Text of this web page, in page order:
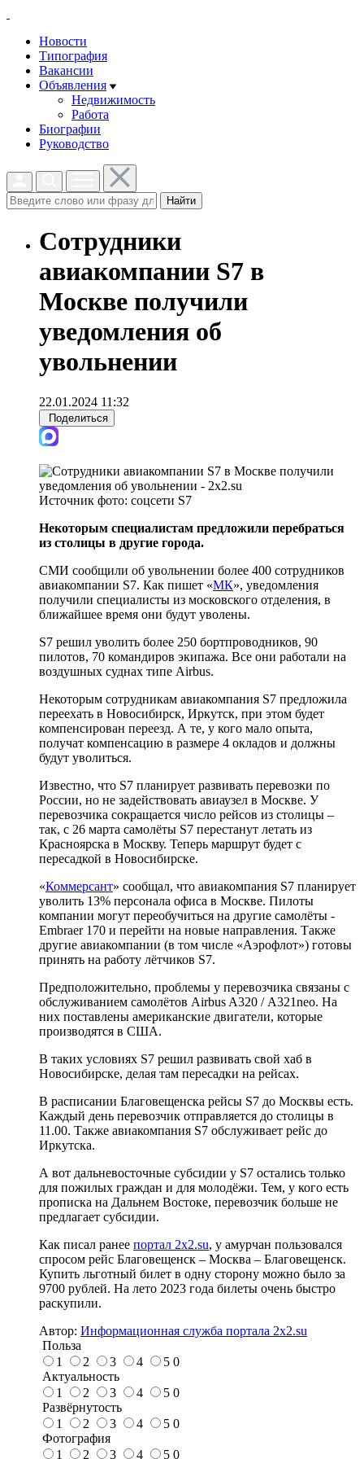
Новости
Типография
Вакансии
Объявления
Недвижимость
Работа
Биографии
Руководство
Найти
Сотрудники
авиакомпании S7 в
Москве получили
уведомления об
увольнении
22.01.2024 11:32
Поделиться
Источник фото: соцсети S7
Некоторым специалистам предложили перебраться
из столицы в другие города.
СМИ сообщили об увольнении более 400 сотрудников
авиакомпании S7. Как пишет «МК», уведомления
получили специалисты из московского отделения, в
ближайшее время они будут уволены.
S7 решил уволить более 250 бортпроводников, 90
пилотов, 70 командиров экипажа. Все они работали на
воздушных суднах типе Airbus.
Некоторым сотрудникам авиакомпания S7 предложила
переехать в Новосибирск, Иркутск, при этом будет
компенсирован переезд. А те, у кого мало опыта,
получат компенсацию в размере 4 окладов и должны
будут уволиться.
Известно, что S7 планирует развивать перевозки по
России, но не задействовать авиаузел в Москве. У
перевозчика сокращается число рейсов из столицы –
так, с 26 марта самолёты S7 перестанут летать из
Красноярска в Москву. Теперь маршрут будет с
пересадкой в Новосибирске.
«Коммерсант» сообщал, что авиакомпания S7 планирует
уволить 13% персонала офиса в Москве. Пилоты
компании могут переобучиться на другие самолёты -
Embraer 170 и перейти на новые направления. Также
другие авиакомпании (в том числе «Аэрофлот») готовы
принять на работу лётчиков S7.
Предположительно, проблемы у перевозчика связаны с
обслуживанием самолётов Airbus A320 / А321neo. На
них поставлены американские двигатели, которые
производятся в США.
В таких условиях S7 решил развивать свой хаб в
Новосибирске, делая там пересадки на рейсах.
В расписании Благовещенска рейсы S7 до Москвы есть.
Каждый день перевозчик отправляется до столицы в
11.00. Также авиакомпания S7 обслуживает рейс до
Иркутска.
А вот дальневосточные субсидии у S7 остались только
для пожилых граждан и для молодёжи. Тем, у кого есть
прописка на Дальнем Востоке, перевозчик больше не
предлагает субсидии.
Как писал ранее портал 2х2.su, у амурчан пользовался
спросом рейс Благовещенск – Москва – Благовещенск.
Купить льготный билет в одну сторону можно было за
9700 рублей. На лето 2023 года билеты очень быстро
раскупили.
Автор: Информационная служба портала 2x2.su
Польза
1
2 3 4 5 0
Актуальность
1
2 3 4 5 0
Развёрнутость
1
2 3 4 5 0
Фотография
1
2 3 4 5 0